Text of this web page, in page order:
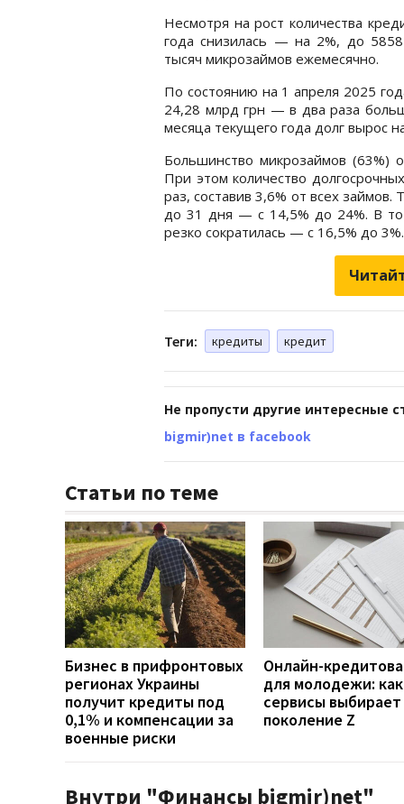
Несмотря на рост количества
года снизилась — на 2%, до
тысяч микрозаймов ежемесячно.
По состоянию на 1 апреля 2025
24,28 млрд грн — в два раза
месяца текущего года долг вырос
Большинство микрозаймов (63%)
При этом количество
раз, составив 3,6% от всех
до 31 дня — с 14,5% до 24%. В
резко сократилась — с 16,5% до 3%.
Теги: кредиты кредит
Не пропусти другие интересные
bigmir)net в facebook
Статьи по теме
Бизнес в прифронтовых
регионах Украины
получит кредиты под
0,1% и компенсации за
военные риски
Онлайн-
для молодежи:
сервисы выбирает
поколение Z
Внутри "Финансы bigmir)net"